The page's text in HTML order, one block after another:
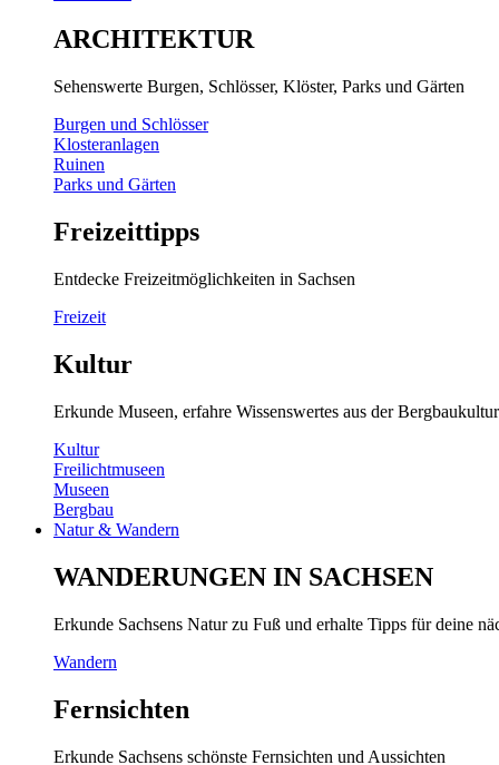
ARCHITEKTUR
Sehenswerte Burgen, Schlösser, Klöster, Parks und Gärten
Burgen und Schlösser
Klosteranlagen
Ruinen
Parks und Gärten
Freizeittipps
Entdecke Freizeitmöglichkeiten in Sachsen
Freizeit
Kultur
Erkunde Museen, erfahre Wissenswertes aus der
Kultur
Freilichtmuseen
Museen
Bergbau
Natur & Wandern
WANDERUNGEN IN SACHSEN
Erkunde Sachsens Natur zu Fuß und erhalte Tipps für deine
Wandern
Fernsichten
Erkunde Sachsens schönste Fernsichten und Aussichten